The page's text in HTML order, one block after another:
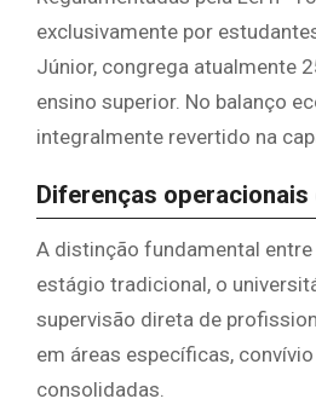
exclusivamente por
Júnior, congrega atualmente
ensino superior. No balanço
integralmente revertido na
Diferenças
A distinção fundamental
estágio tradicional, o
supervisão direta de
em áreas específicas,
consolidadas.